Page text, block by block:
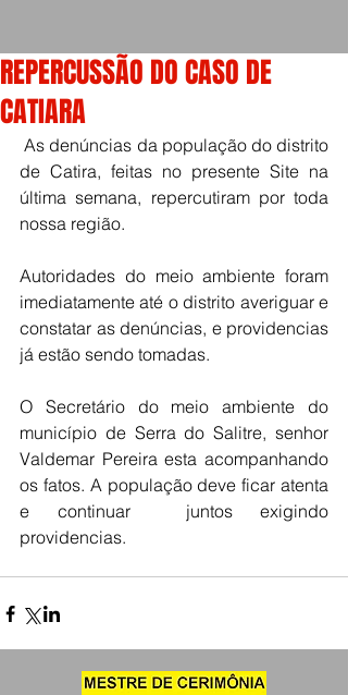
REPERCUSSÃO DO CASO DE
CATIARA
As denúncias da população do distrito
de Catira, feitas no presente Site na
última semana, repercutiram por toda
nossa região.
Autoridades do meio ambiente foram
imediatamente até o distrito averiguar e
constatar as denúncias, e providencias
já estão sendo tomadas.
O Secretário do meio ambiente do
município de Serra do Salitre, senhor
Valdemar Pereira esta acompanhando
os fatos. A população deve ficar atenta
e continuar  juntos exigindo
providencias.